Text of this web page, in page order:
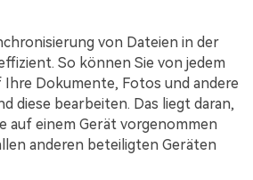
von Dateien in der
So können Sie von jedem
Dokumente, Fotos und andere
diese bearbeiten. Das liegt daran,
auf einem Gerät vorgenommen
anderen beteiligten Geräten